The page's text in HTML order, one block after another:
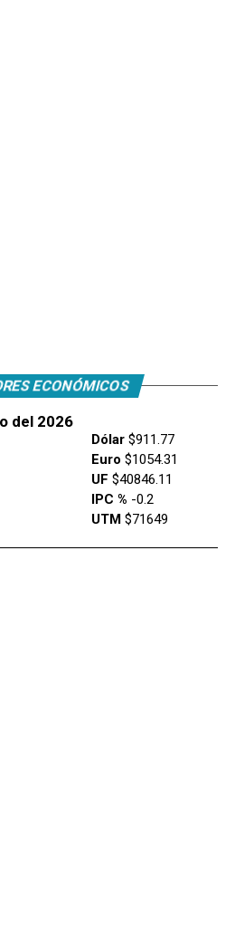
ECONÓMICOS
del 2026
Dólar$911.77
Euro $1054.31
UF $40846.11
IPC % -0.2
UTM$71649